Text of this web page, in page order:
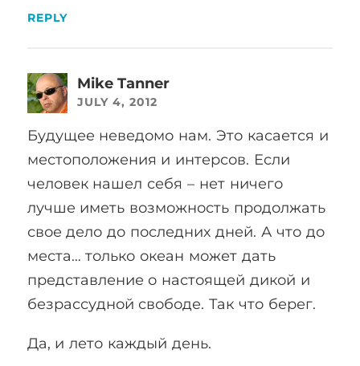
REPLY
Mike Tanner
JULY 4, 2012
Будущее неведомо нам. Это касается и
местоположения и интерсов. Если
человек нашел себя – нет ничего
лучше иметь возможность продолжать
свое дело до последних дней. А что до
места… только океан может дать
представление о настоящей дикой и
безрассудной свободе. Так что берег.
Да, и лето каждый день.